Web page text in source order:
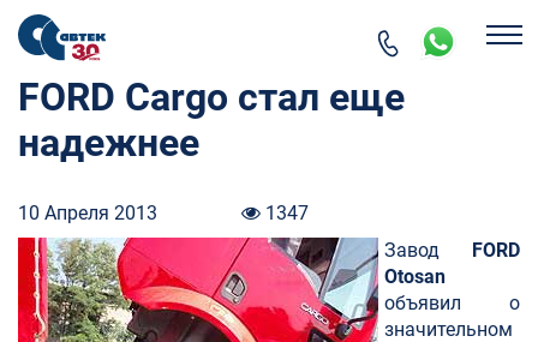
FORD Cargo стал еще
надежнее
10 Апреля 2013
1347
Завод FORD
Otosan
объявил о
значительном